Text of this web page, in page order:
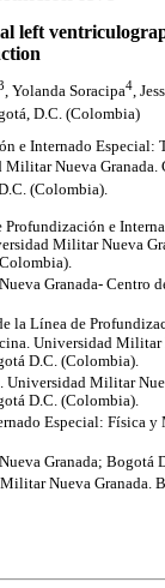
left
, Yolanda Soracipa4,
D.C. (Colombia)
e Internado Especial:
Militar Nueva Granada.
(Colombia).
e
Militar Nueva
Granada- Centro
la Línea de
Universidad Militar
D.C. (Colombia).
Universidad Militar
D.C. (Colombia).
Especial: Física
Granada; Bogotá
Nueva Granada.